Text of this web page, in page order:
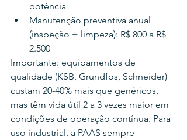
potência
Manutenção preventiva anual
(inspeção + limpeza): R$ 800 a R$
2.500
Importante: equipamentos de
qualidade (KSB, Grundfos, Schneider)
custam 20-40% mais que genéricos,
mas têm vida útil 2 a 3 vezes maior em
condições de operação contínua. Para
uso industrial, a PAAS sempre